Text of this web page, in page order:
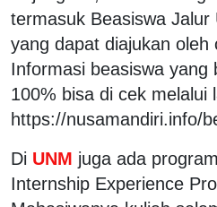
termasuk Beasiswa Jalur
yang dapat diajukan oleh
Informasi beasiswa yang
100% bisa di cek melalui
https://nusamandiri.info/
Di UNM juga ada
Internship Experience